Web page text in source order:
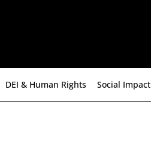
DEI & Human Rights Social Impact